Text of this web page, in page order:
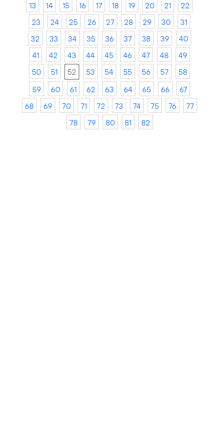
13
14 15 16 17 18 19 20 21
22
23
24 25 26 27 28 29 30
31
32
33 34 35 36 37 38 39
40
41
42 43 44 45 46 47 48
49
50
51 52 53 54 55 56 57
58
59
60 61 62 63 64 65 66
67
68
69 70 71 72 73 74 75 76
77
78
79 80 81 82